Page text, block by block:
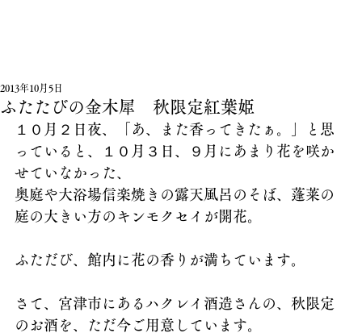
ふたたびの金木犀 秋限定紅葉姫
2013年10月5日
１０月２日夜、「あ、また香ってきたぁ。」と思
っていると、１０月３日、９月にあまり花を咲か
せていなかった、
奥庭や大浴場信楽焼きの露天風呂のそば、蓬莱の
庭の大きい方のキンモクセイが開花。
ふただび、館内に花の香りが満ちています。
さて、宮津市にあるハクレイ酒造さんの、秋限定
のお酒を、ただ今ご用意しています。